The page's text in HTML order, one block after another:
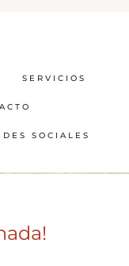
SERVICIOS
SOCIALES